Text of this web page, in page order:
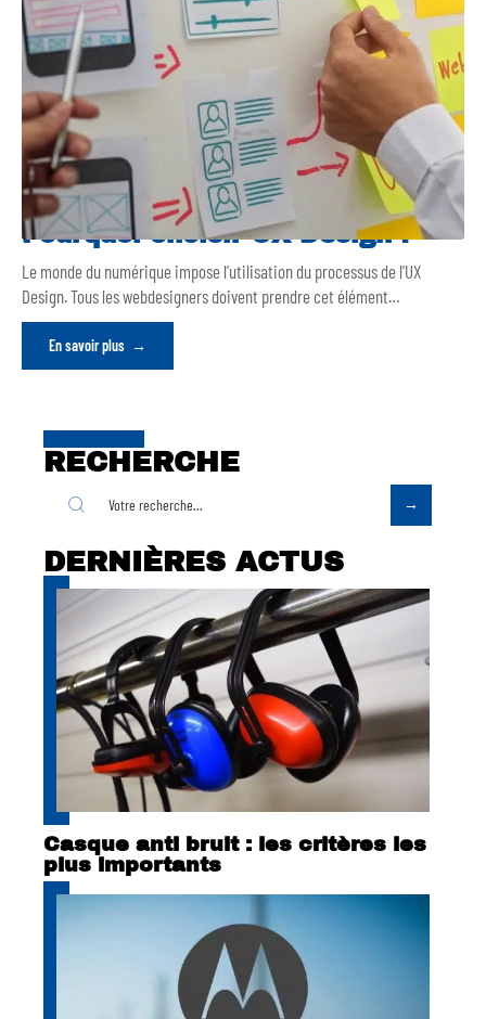
Pourquoi choisir UX Design ?
Le monde du numérique impose l’utilisation du processus de l’UX
Design. Tous les webdesigners doivent prendre cet élément…
En savoir plus
RECHERCHE
DERNIÈRES ACTUS
Casque anti bruit : les critères les
plus importants